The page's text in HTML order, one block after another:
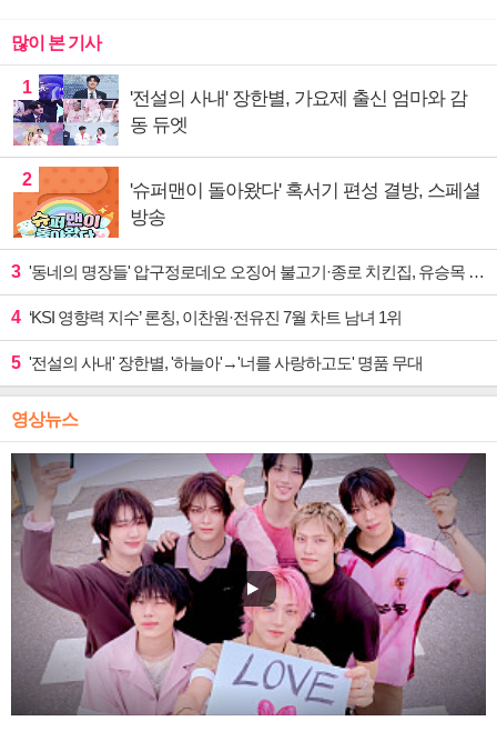
많이 본 기사
1
'전설의 사내' 장한별, 가요제 출신 엄마와 감
동 듀엣
2
'슈퍼맨이 돌아왔다' 혹서기 편성 결방, 스페셜
방송
3 '동네의 명장들' 압구정로데오 오징어 불고기·종로 치킨집, 유승목 입맛 저격
4 ‘KSI 영향력 지수’ 론칭, 이찬원·전유진 7월 차트 남녀 1위
5 '전설의 사내' 장한별, '하늘아'→'너를 사랑하고도' 명품 무대
영상뉴스